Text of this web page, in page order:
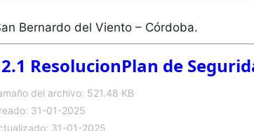
Bernardo del Viento – Córdoba.
ResolucionPlan de
del archivo: 521.48 KB
31-01-2025
31-01-2025